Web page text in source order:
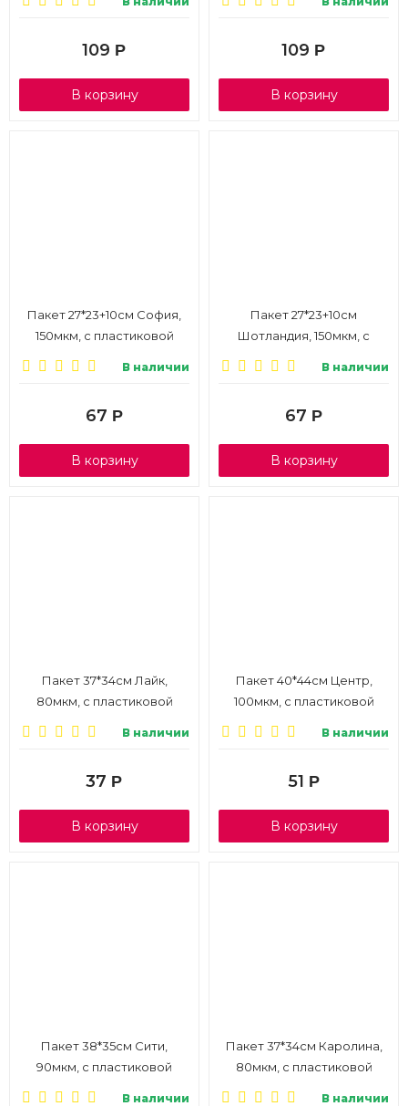
109 Р
В корзину
109 Р
В корзину
Пакет 27*23+10см София,
150мкм, с пластиковой
В наличии
67 Р
В корзину
Пакет 27*23+10см
Шотландия, 150мкм, с
В наличии
67 Р
В корзину
Пакет 37*34см Лайк,
80мкм, с пластиковой
В наличии
37 Р
В корзину
Пакет 40*44см Центр,
100мкм, с пластиковой
В наличии
51 Р
В корзину
Пакет 38*35см Сити,
90мкм, с пластиковой
В наличии
Пакет 37*34см Каролина,
80мкм, с пластиковой
В наличии